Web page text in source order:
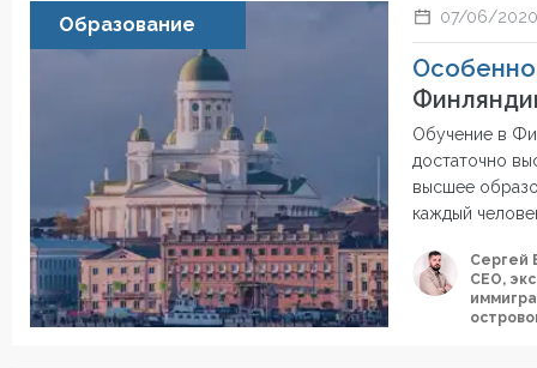
Образование 07/06/
Обучение в
достаточно
высшее
каждый
Сергей
СЕО,